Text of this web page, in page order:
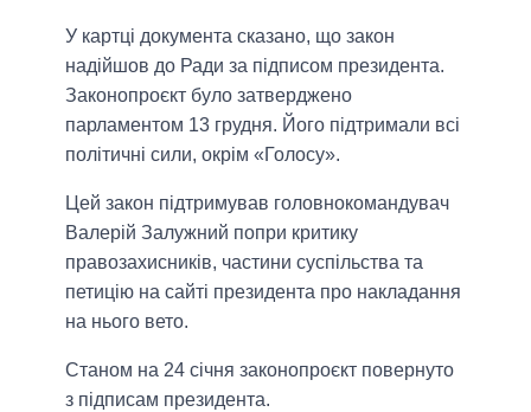
У картці документа сказано, що закон
надійшов до Ради за підписом президента.
Законопроєкт було затверджено
парламентом 13 грудня. Його підтримали всі
політичні сили, окрім «Голосу».
Цей закон підтримував головнокомандувач
Валерій Залужний попри критику
правозахисників, частини суспільства та
петицію на сайті президента про накладання
на нього вето.
Станом на 24 січня законопроєкт повернуто
з підписам президента.